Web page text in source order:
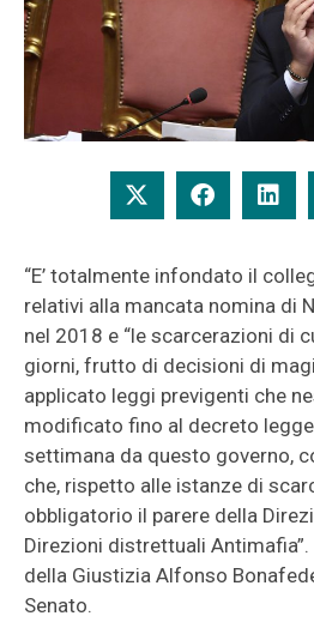
“E’ totalmente infondato il
relativi alla mancata nomina di
nel 2018 e “le scarcerazioni di
giorni, frutto di decisioni di
applicato leggi previgenti che
modificato fino al decreto
settimana da questo governo,
che, rispetto alle istanze di
obbligatorio il parere della
Direzioni distrettuali
della Giustizia Alfonso
Senato.